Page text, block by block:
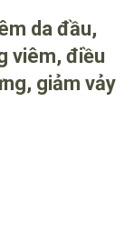
da đầu,
viêm, điều
giảm vảy